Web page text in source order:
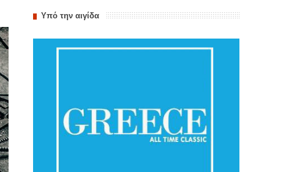
Υπό την αιγίδα